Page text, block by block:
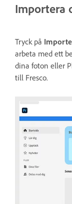
Importera
Tryck på
arbeta med ett
dina foton eller
till Fresco.